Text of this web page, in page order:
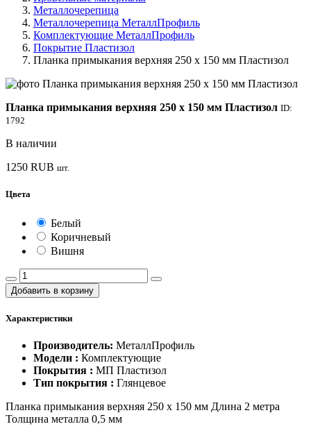
Металлочерепица
Металлочерепица МеталлПрофиль
Комплектующие МеталлПрофиль
Покрытие Пластизол
Планка примыкания верхняя 250 х 150 мм Пластизол
Планка примыкания верхняя 250 х 150 мм Пластизол ID:
1792
В наличии
1250 RUB шт.
Цвета
Белый
Коричневый
Вишня
Добавить в корзину
Характеристики
Производитель: МеталлПрофиль
Модели : Комплектующие
Покрытия : МП Пластизол
Тип покрытия : Глянцевое
Планка примыкания верхняя 250 х 150 мм Длина 2 метра
Толщина металла 0,5 мм